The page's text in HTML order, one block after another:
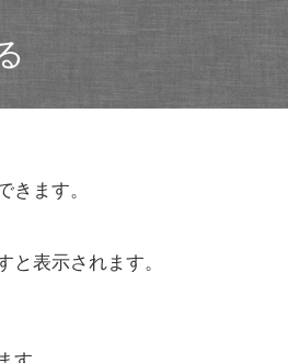
きます。
表示されます。